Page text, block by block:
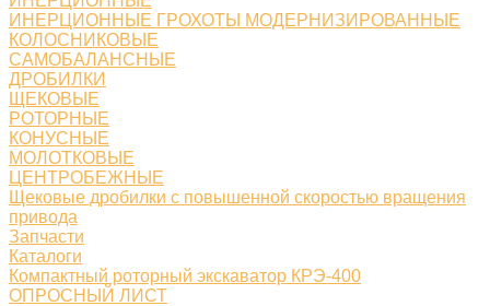
ИНЕРЦИОННЫЕ ГРОХОТЫ МОДЕРНИЗИРОВАННЫЕ
КОЛОСНИКОВЫЕ
САМОБАЛАНСНЫЕ
ДРОБИЛКИ
ЩЕКОВЫЕ
РОТОРНЫЕ
КОНУСНЫЕ
МОЛОТКОВЫЕ
ЦЕНТРОБЕЖНЫЕ
Щековые дробилки с повышенной скоростью вращения
привода
Запчасти
Каталоги
Компактный роторный экскаватор КРЭ-400
ОПРОСНЫЙ ЛИСТ